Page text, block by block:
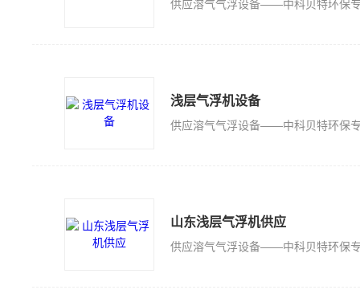
浅层气浮机设备
山东浅层气浮机供应